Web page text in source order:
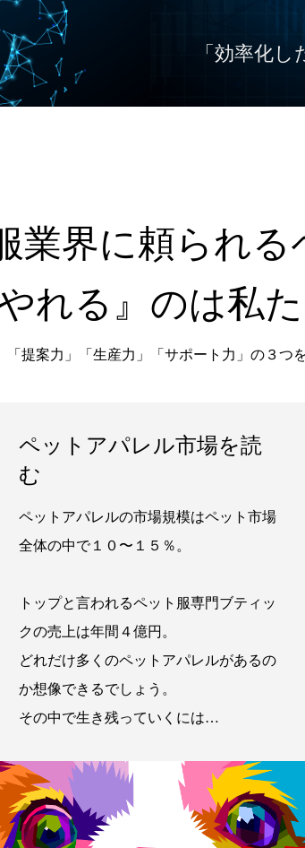
「効率化し
業界に頼られ
れる』のは私
提案力」「生産力」「サポート力」の３つ
ペットアパレル市場を読
む
ペットアパレルの市場規模はペット市場
全体の中で１０〜１５％。
トップと言われるペット服専門ブティッ
クの売上は年間４億円。
どれだけ多くのペットアパレルがあるの
か想像できるでしょう。
その中で生き残っていくには…